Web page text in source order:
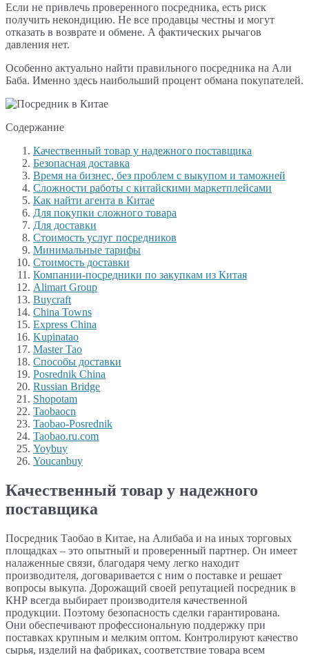
Если не привлечь проверенного посредника, есть риск
получить некондицию. Не все продавцы честны и могут
отказать в возврате и обмене. А фактических рычагов
давления нет.
Особенно актуально найти правильного посредника на Али
Баба. Именно здесь наибольший процент обмана покупателей.
Содержание
Качественный товар у надежного поставщика
Безопасная доставка
Время на бизнес, без проблем с выкупом и таможней
Сложности работы с китайскими маркетплейсами
Как найти агента в Китае
Для покупки сложного товара
Для доставки
Стоимость услуг посредников
Минимальные тарифы
Стоимость доставки
Компании-посредники по закупкам из Китая
Alimart Group
Buycraft
China Towns
Express China
Kupinatao
Master Tao
Способы доставки
Posrednik China
Russian Bridge
Shopotam
Taobaocn
Taobao-Posrednik
Taobao.ru.com
Yoybuy
Youcanbuy
Качественный товар у надежного
поставщика
Посредник Таобао в Китае, на Алибаба и на иных торговых
площадках – это опытный и проверенный партнер. Он имеет
налаженные связи, благодаря чему легко находит
производителя, договаривается с ним о поставке и решает
вопросы выкупа. Дорожащий своей репутацией посредник в
КНР всегда выбирает производителя качественной
продукции. Поэтому безопасность сделки гарантирована.
Они обеспечивают профессиональную поддержку при
поставках крупным и мелким оптом. Контролируют качество
сырья, изделий на фабриках, соответствие товара всем